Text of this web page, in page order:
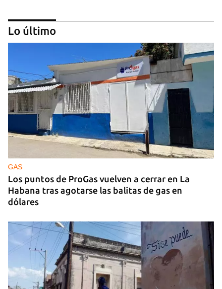
GUERRA
Ucrania ataca otro centro logístico del Amazon
ruso, esta vez en los Urales
Lo último
GAS
Los puntos de ProGas vuelven a cerrar en La
Habana tras agotarse las balitas de gas en
dólares